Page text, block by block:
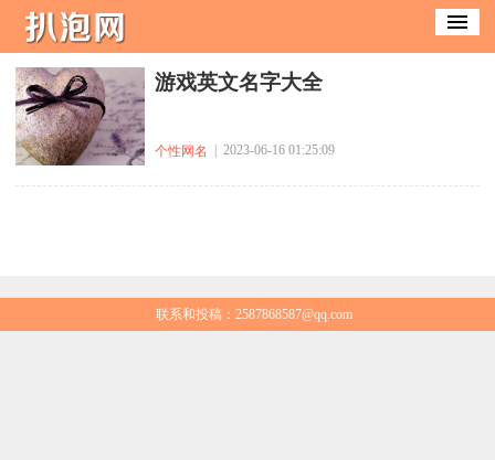
​游戏英文名字大全
个性网名 | 2023-06-16 01:25:09
联系和投稿：2587868587@qq.com